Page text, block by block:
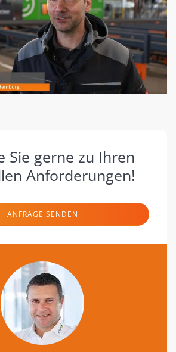
Sie gerne zu Ihren
Anforderungen!
ANFRAGE SENDEN